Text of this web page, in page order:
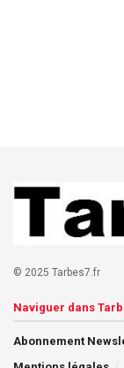
© 2025 Tarbes7.fr
Naviguer dans
Abonnement